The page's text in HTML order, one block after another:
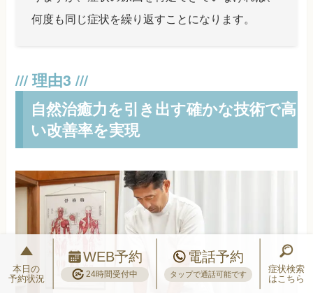
何度も同じ症状を繰り返すことになります。
自然治癒力を引き出す確かな技術で高
い改善率を実現
本日の
予約状況
WEB予約
24時間受付中
電話予約
タップで通話可能です
症状検索
はこちら